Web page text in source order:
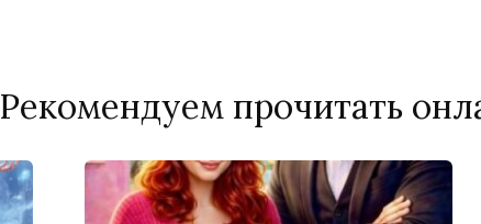
Рекомендуем прочитать